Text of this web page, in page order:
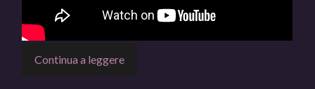
Continua a leggere